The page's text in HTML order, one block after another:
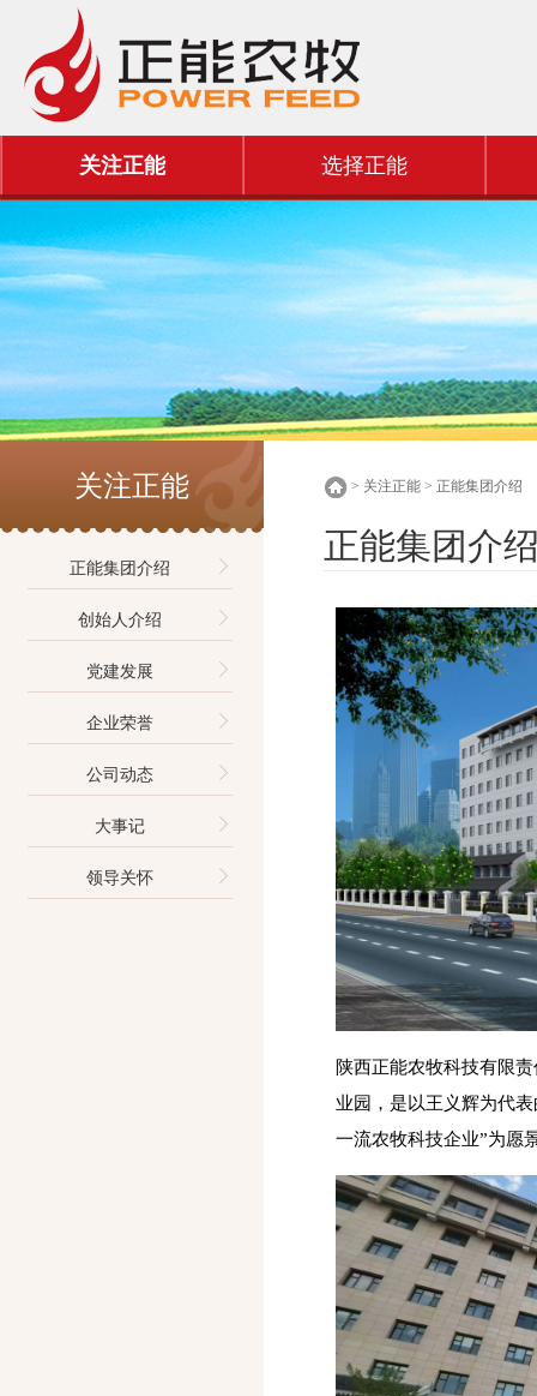
关注正能 选择正能
关注正能
正能集团介绍
创始人介绍
党建发展
企业荣誉
公司动态
大事记
领导关怀
> 关注正能 > 正能集团介绍
正能集团介
陕西正能农牧科技有限
业园，是以王义辉为代
一流农牧科技企业”为愿